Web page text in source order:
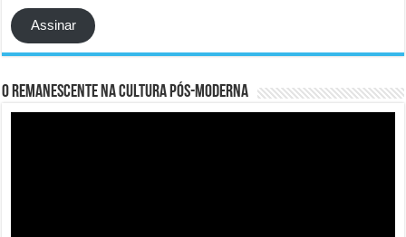
mail
Assinar
O remanescente na cultura pós-moderna